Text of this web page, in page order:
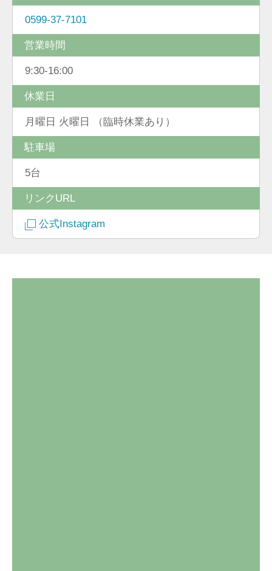
0599-37-7101
営業時間
9:30-16:00
休業日
月曜日 火曜日 （臨時休業あり）
駐車場
5台
リンクURL
公式Instagram